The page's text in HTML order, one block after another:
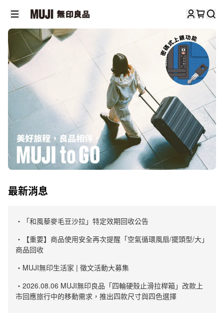
最新消息
・「和風藜麥毛豆沙拉」特定效期回收公告
・【重要】商品使用安全再次提醒「空氣循環風扇/擺頭型/大」
商品回收
・MUJI無印生活家 | 徵文活動大募集
・2026.08.06 MUJI無印良品「四輪硬殼止滑拉桿箱」改款上
市回應旅行中的移動需求，推出四款尺寸與四色選擇